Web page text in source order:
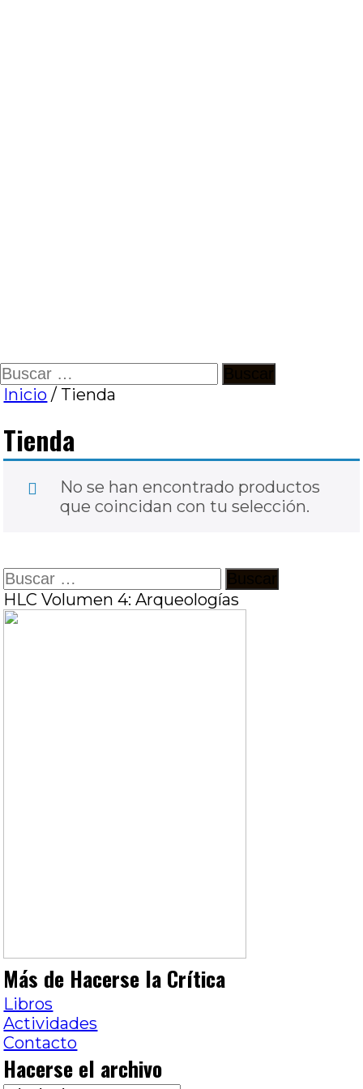
Ir
al
Buscar:
Inicio / Tienda
Tienda
No se han encontrado productos
que coincidan con tu selección.
Buscar:
HLC Volumen 4: Arqueologías
Más de Hacerse la Crítica
Libros
Actividades
Contacto
Hacerse el archivo